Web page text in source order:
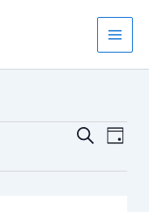
und
SucheTag